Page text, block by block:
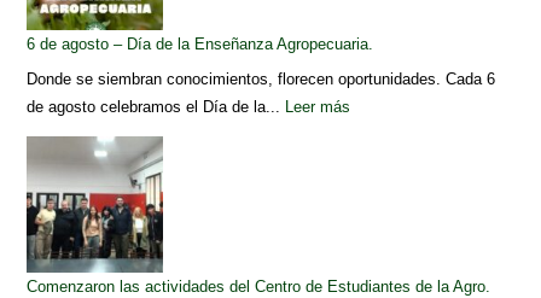
6 de agosto – Día de la Enseñanza Agropecuaria.
Donde se siembran conocimientos, florecen oportunidades. Cada 6
de agosto celebramos el Día de la... Leer más
Comenzaron las actividades del Centro de Estudiantes de la Agro.